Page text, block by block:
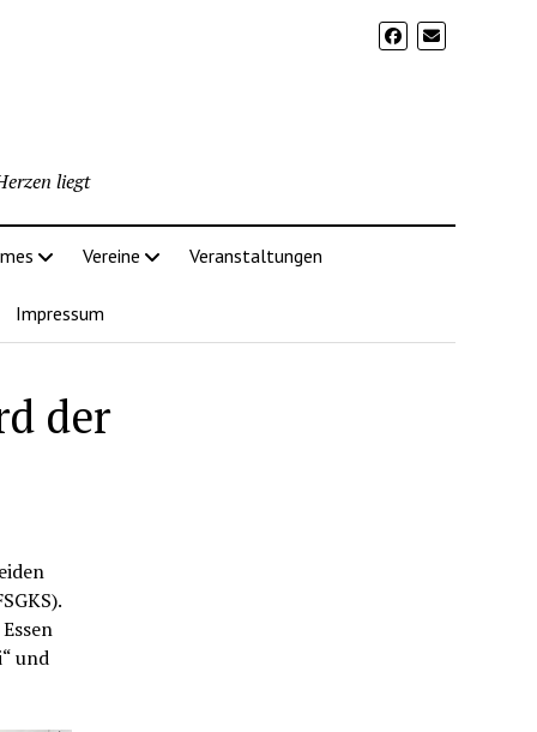
liegt
Vereine Veranstaltungen
Impressum
der
und